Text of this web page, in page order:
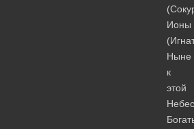
Ионы
Ныне
к
этой